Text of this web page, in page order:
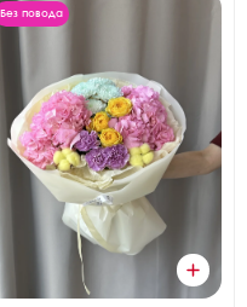
Без повода